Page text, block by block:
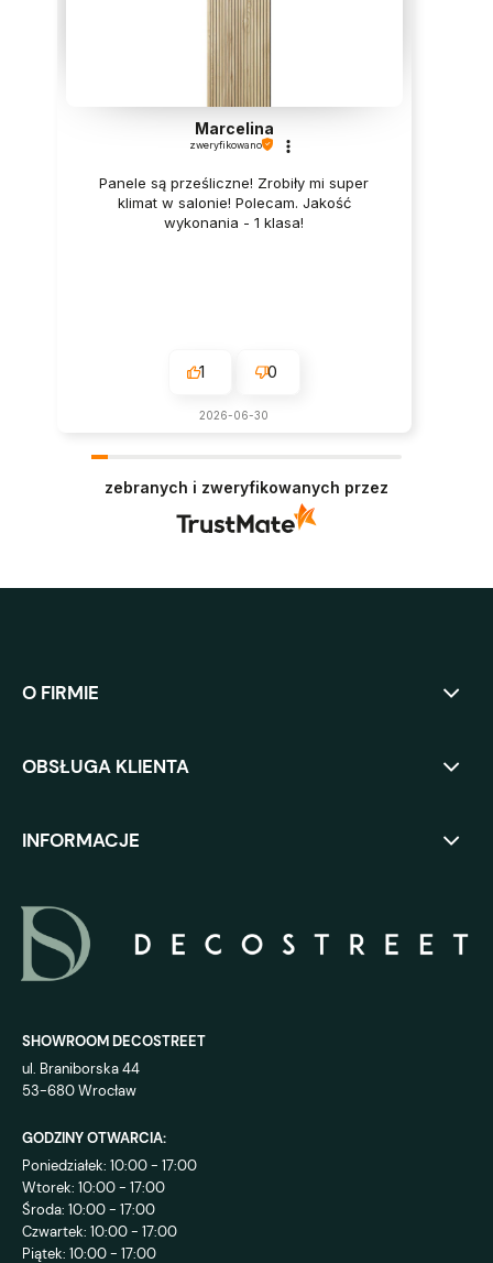
Marcelina
zweryfikowano
Panele są prześliczne! Zrobiły mi super
klimat w salonie! Polecam. Jakość
wykonania - 1 klasa!
1 0
2026-06-30
zebranych i zweryfikowanych przez
O FIRMIE
OBSŁUGA KLIENTA
INFORMACJE
SHOWROOM DECOSTREET
ul. Braniborska 44
53-680 Wrocław
GODZINY OTWARCIA:
Poniedziałek: 10:00 - 17:00
Wtorek: 10:00 - 17:00
Środa: 10:00 - 17:00
Czwartek: 10:00 - 17:00
Piątek: 10:00 - 17:00